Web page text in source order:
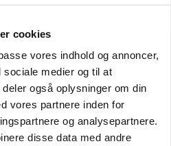
cookies
vores indhold og annoncer,
medier og til at
også oplysninger om din
vores partnere inden for
og analysepartnere.
disse data med andre
Her er efterårets største